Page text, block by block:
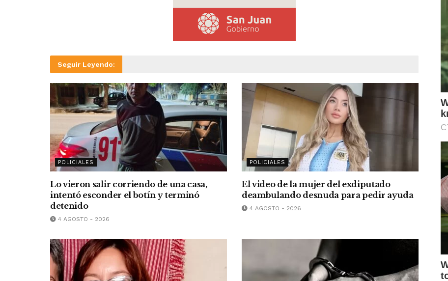
Seguir Leyendo:
POLICIALES
Lo vieron salir corriendo de una casa,
intentó esconder el botín y terminó
detenido
4 AGOSTO - 2026
POLICIALES
El video de la mujer del exdiputado
deambulando desnuda para pedir ayuda
4 AGOSTO - 2026